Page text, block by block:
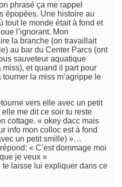
phrasé ça me rappel
épopées. Une histoire au
tout le monde était à fond et
l’ignorant. Mon
la branche (on travaillait
au bar du Center Parcs (ont
sauveteur aquatique
miss), et quand il part pour
tourner la miss m’agrippe le
vers elle avec un petit
me dit ce soir tu reste
cottage. « okey dacc mais
info mon colloc est à fond
un petit smille) »…
« C’est dommage moi
je veux »
te laisse lui expliquer dans ce